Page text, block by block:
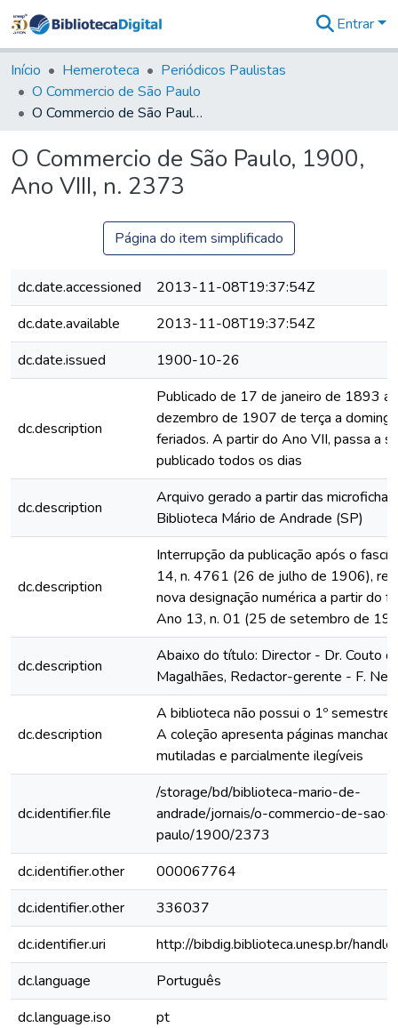
&
Coleções
Tudo na
Biblioteca
Estatísticas
Entrar
Início Hemeroteca
Periódicos Paulistas
O Commercio de São Paulo
O Commercio de São Paulo, 1900, Ano VIII, n. 2373
O Commercio de São Paulo, 1900,
Ano VIII, n. 2373
Página do item simplificado
dc.date.accessioned
2013-11-08T19:37:54Z
dc.date.available
2013-11-08T19:37:54Z
dc.date.issued
1900-10-26
dc.description
Publicado de 17 de janeiro de 1893 a
dezembro de 1907 de terça a
feriados. A partir do Ano VII, passa a
publicado todos os dias
dc.description
Arquivo gerado a partir das
Biblioteca Mário de Andrade (SP)
dc.description
Interrupção da publicação após o
14, n. 4761 (26 de julho de 1906),
nova designação numérica a partir do
Ano 13, n. 01 (25 de setembro de
dc.description
Abaixo do título: Director - Dr. Couto
Magalhães, Redactor-gerente - F.
dc.description
A biblioteca não possui o 1º
A coleção apresenta páginas
mutiladas e parcialmente ilegíveis
dc.identifier.file
/storage/bd/biblioteca-mario-de-
andrade/jornais/o-commercio-de-sao-
paulo/1900/2373
dc.identifier.other
000067764
dc.identifier.other
336037
dc.identifier.uri
http://bibdig.biblioteca.unesp.br/
dc.language
Português
dc.language.iso
pt